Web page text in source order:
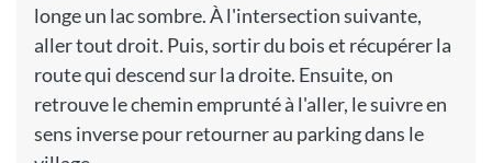
longe un lac sombre. À l'intersection suivante,
aller tout droit. Puis, sortir du bois et récupérer la
route qui descend sur la droite. Ensuite, on
retrouve le chemin emprunté à l'aller, le suivre en
sens inverse pour retourner au parking dans le